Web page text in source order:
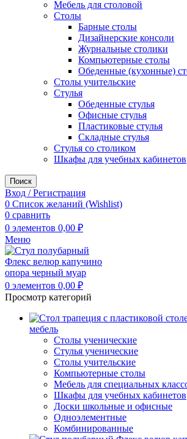
Мебель для столовой
Столы
Барные столы
Дизайнерские консоли
Журнальные столики
Компьютерные столы
Обеденные (кухонные)
Столы учительские
Стулья
Обеденные стулья
Офисные стулья
Пластиковые стулья
Складные стулья
Стулья со столиком
Шкафы для учебных кабинетов
Поиск
Вход / Регистрация
0 Список желаний (Wishlist)
0 сравнить
0 элементов 0,00 ₽
Меню
0 элементов 0,00 ₽
Просмотр категорий
мебель
Столы ученические
Стулья ученические
Столы учительские
Компьютерные столы
Мебель для специальных
Шкафы для учебных кабинетов
Доски школьные и офисные
Одноэлементные
Комбинированные